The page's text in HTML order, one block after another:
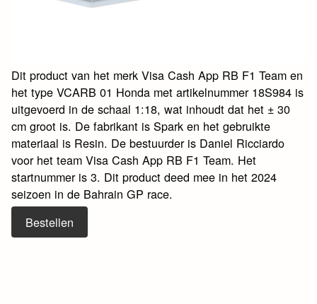
Dit product van het merk Visa Cash App RB F1 Team en
het type VCARB 01 Honda met artikelnummer 18S984 is
uitgevoerd in de schaal 1:18, wat inhoudt dat het ± 30
cm groot is. De fabrikant is Spark en het gebruikte
materiaal is Resin. De bestuurder is Daniel Ricciardo
voor het team Visa Cash App RB F1 Team. Het
startnummer is 3. Dit product deed mee in het 2024
seizoen in de Bahrain GP race.
Bestellen